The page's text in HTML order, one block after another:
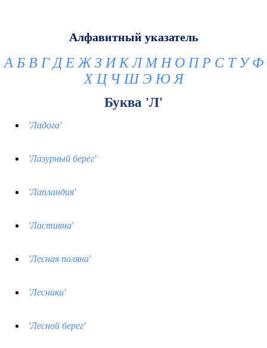
Алфавитный указатель
А Б В Г Д Е Ж З И К Л М Н О П Р С Т У Ф
Х Ц Ч Ш Э Ю Я
Буква 'Л'
'Ладога'
'Лазурный берег'
'Лапландия'
'Ластивна'
'Лесная поляна'
'Лесники'
'Лесной берег'